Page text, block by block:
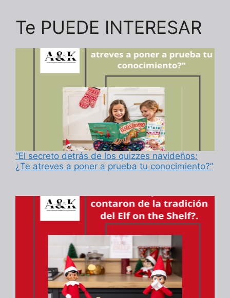
Te PUEDE INTERESAR
“El secreto detrás de los quizzes navideños:
¿Te atreves a poner a prueba tu conocimiento?”